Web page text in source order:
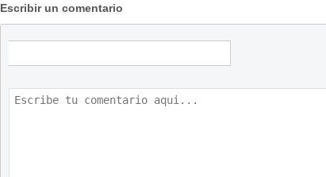
Escribir un comentario